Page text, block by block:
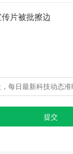
片被批擦边